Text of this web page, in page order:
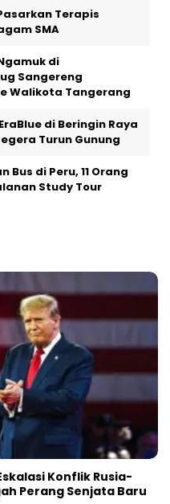
Terapis
SMA
di
Sangereng
Walikota Tangerang
di Beringin Raya
Turun Gunung
Bus di Peru, 11 Orang
Study Tour
Konflik Rusia-
Perang Senjata Baru